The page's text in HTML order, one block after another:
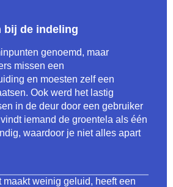
bij de indeling
genoemd, maar
missen een
en moesten zelf een
Ook werd het lastig
in de deur door een gebruiker
iemand de groentela als één
waardoor je niet alles apart
maakt weinig geluid, heeft een